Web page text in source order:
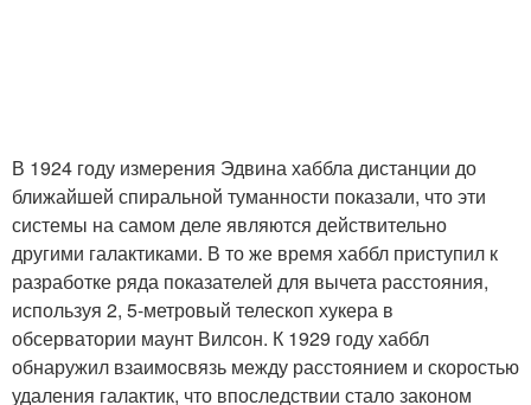
В 1924 году измерения Эдвина хаббла дистанции до
ближайшей спиральной туманности показали, что эти
системы на самом деле являются действительно
другими галактиками. В то же время хаббл приступил к
разработке ряда показателей для вычета расстояния,
используя 2, 5-метровый телескоп хукера в
обсерватории маунт Вилсон. К 1929 году хаббл
обнаружил взаимосвязь между расстоянием и скоростью
удаления галактик, что впоследствии стало законом